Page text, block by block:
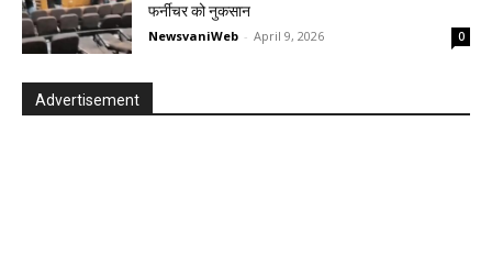
फर्नीचर को नुकसान
NewsvaniWeb - April 9, 2026 0
Advertisement